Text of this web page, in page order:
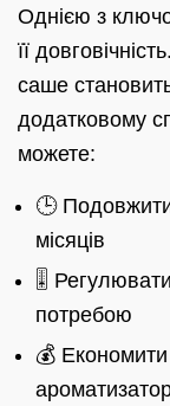
Однією з
її
саше
додатковому
можете:
🕒
місяців
🎚️
потребою
💰